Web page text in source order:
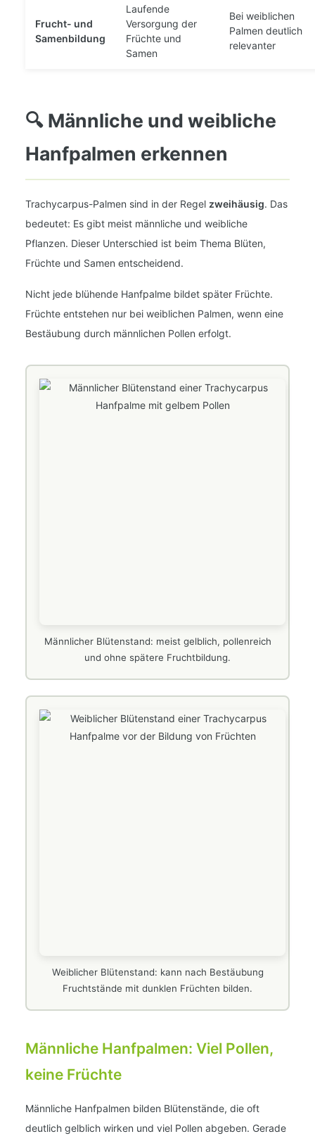
Frucht- und
Samenbildung
Laufende
Versorgung der
Früchte und
Samen
Bei weiblichen
Palmen deutlich
relevanter
🔍 Männliche und weibliche
Hanfpalmen erkennen
Trachycarpus-Palmen sind in der Regel zweihäusig. Das
bedeutet: Es gibt meist männliche und weibliche
Pflanzen. Dieser Unterschied ist beim Thema Blüten,
Früchte und Samen entscheidend.
Nicht jede blühende Hanfpalme bildet später Früchte.
Früchte entstehen nur bei weiblichen Palmen, wenn eine
Bestäubung durch männlichen Pollen erfolgt.
Männlicher Blütenstand: meist gelblich, pollenreich
und ohne spätere Fruchtbildung.
Weiblicher Blütenstand: kann nach Bestäubung
Fruchtstände mit dunklen Früchten bilden.
Männliche Hanfpalmen: Viel Pollen,
keine Früchte
Männliche Hanfpalmen bilden Blütenstände, die oft
deutlich gelblich wirken und viel Pollen abgeben. Gerade